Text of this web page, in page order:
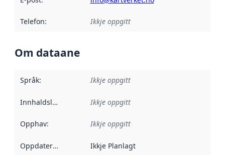
Telefon: Ikkje oppgitt
Om dataane
Språk: Ikkje oppgitt
Innhaldsleverandørar :
Ikkje oppgitt
Opphav: Ikkje oppgitt
Oppdateringsfrekvens :
Ikkje Planlagt